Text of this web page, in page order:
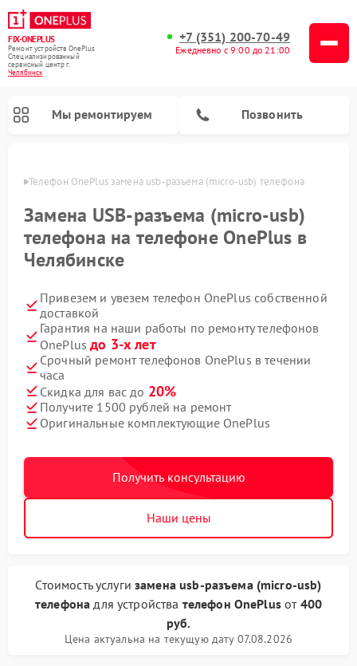
FIX-ONEPLUS
Ремонт устройств OnePlus
Специализированный
cервисный центр г.
Челябинск
+7 (351) 200-70-49
Ежедневно с 9:00 до 21:00
Мы ремонтируем Позвонить
Телефон OnePlus замена usb-разъема (micro-usb) телефона
Замена USB-разъема (micro-usb)
телефона на телефоне OnePlus в
Челябинске
Привезем и увезем телефон OnePlus собственной
доставкой
Гарантия на наши работы по ремонту телефонов
OnePlusдо 3-х лет
Срочный ремонт телефонов OnePlus в течении
часа
Скидка для вас до 20%
Получите 1500 рублей на ремонт
Оригинальные комплектующие OnePlus
Получить консультацию
Наши цены
Стоимость услугизамена usb-разъема (micro-usb)
телефона для устройства телефон OnePlusот 400
руб.
Цена актуальна на текущую дату 07.08.2026